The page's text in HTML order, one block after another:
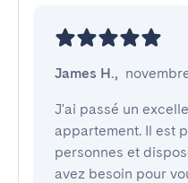
James H.,
J'ai passé un
appartement. Il est
personnes et
avez besoin pour